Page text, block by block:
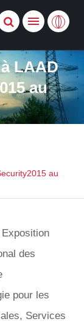
LAAD
au
au
des
pour les
Services